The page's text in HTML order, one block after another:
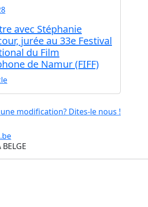
avec Stéphanie
jurée au 33e Festival
du Film
de Namur (FIFF)
modification? Dites-le nous !